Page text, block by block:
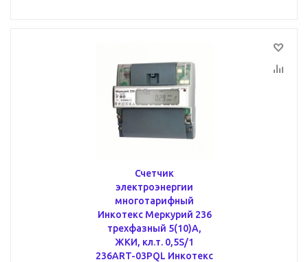
Счетчик
электроэнергии
многотарифный
Инкотекс Меркурий 236
трехфазный 5(10)А,
ЖКИ, кл.т. 0,5S/1
236ART-03PQL Инкотекс